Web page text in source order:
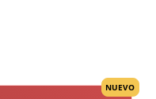
NUEVO